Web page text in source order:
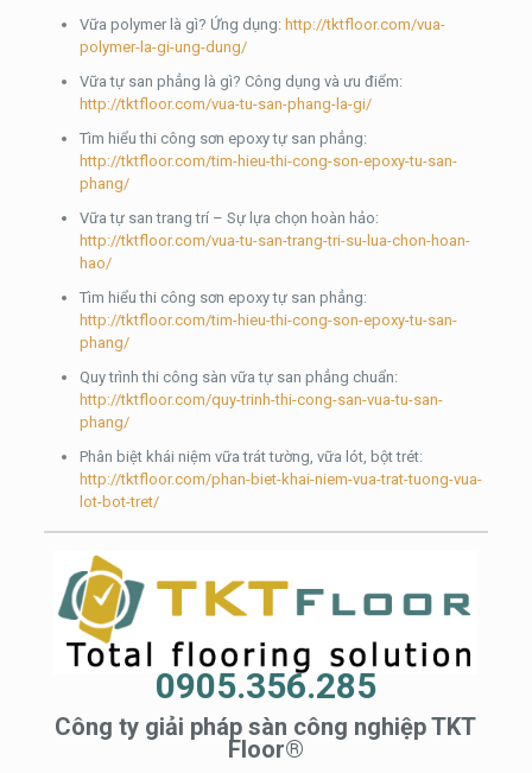
Vữa polymer là gì? Ứng dụng: http://tktfloor.com/vua-
polymer-la-gi-ung-dung/
Vữa tự san phẳng là gì? Công dụng và ưu điểm:
http://tktfloor.com/vua-tu-san-phang-la-gi/
Tìm hiểu thi công sơn epoxy tự san phẳng:
http://tktfloor.com/tim-hieu-thi-cong-son-epoxy-tu-san-
phang/
Vữa tự san trang trí – Sự lựa chọn hoàn hảo:
http://tktfloor.com/vua-tu-san-trang-tri-su-lua-chon-hoan-
hao/
Tìm hiểu thi công sơn epoxy tự san phẳng:
http://tktfloor.com/tim-hieu-thi-cong-son-epoxy-tu-san-
phang/
Quy trình thi công sàn vữa tự san phẳng chuẩn:
http://tktfloor.com/quy-trinh-thi-cong-san-vua-tu-san-
phang/
Phân biệt khái niệm vữa trát tường, vữa lót, bột trét:
http://tktfloor.com/phan-biet-khai-niem-vua-trat-tuong-vua-
lot-bot-tret/
0905.356.285
Công ty giải pháp sàn công nghiệp TKT
Floor®